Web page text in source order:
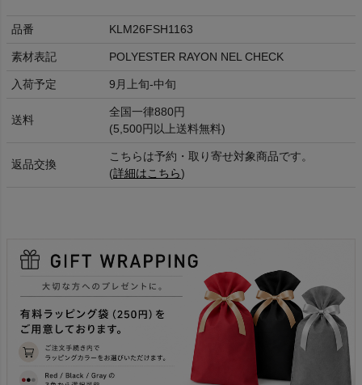
品番 KLM26FSH1163
素材表記 POLYESTER RAYON NEL CHECK
入荷予定 9月上旬-中旬
送料
全国一律880円
(5,500円以上送料無料)
返品交換
こちらは予約・取り寄せ対象商品です。
(詳細はこちら)